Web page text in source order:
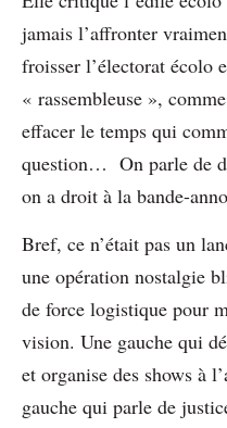
jamais l’affronter
froisser l’électorat écolo
« rassembleuse »,
effacer le temps qui
question… On parle de
on a droit à la bande-
Bref, ce n’était pas un
une opération nostalgie
de force logistique pour
vision. Une gauche qui
et organise des shows à
gauche qui parle de